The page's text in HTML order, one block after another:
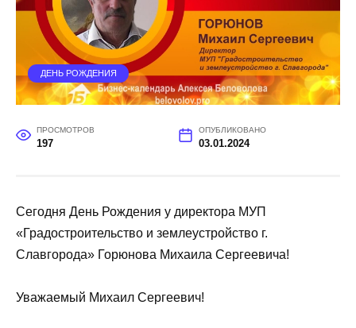
ДЕНЬ РОЖДЕНИЯ
ПРОСМОТРОВ
197
ОПУБЛИКОВАНО
03.01.2024
Сегодня День Рождения у директора МУП
«Градостроительство и землеустройство г.
Славгорода» Горюнова Михаила Сергеевича!
Уважаемый Михаил Сергеевич!